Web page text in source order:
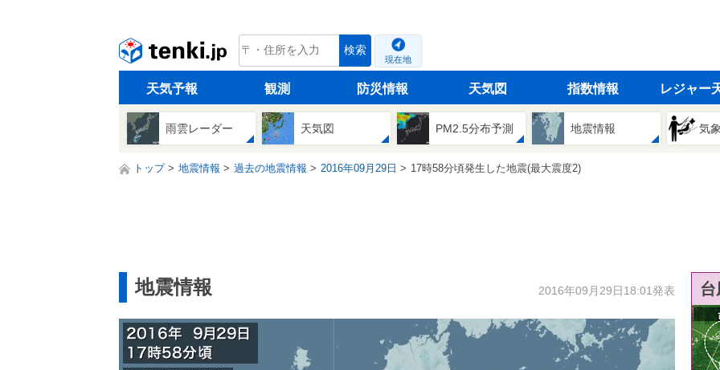
tenki.jp 検索
現在地
天気予報 観測 防災情報 天気図 指数情報 レジャー
雨雲レーダー 天気図 PM2.5分布予測 地震情報 気
トップ 地震情報 過去の地震情報 2016年09月29日 17時58分頃発生した地震(最大震度2)
地震情報 2016年09月29日18:01発表